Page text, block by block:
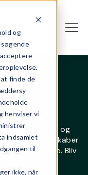
og
finde de
henviser vi
indsamlet
til
ikke, når
mere effektiv og
Management skaber
IT-indkøb. Bliv